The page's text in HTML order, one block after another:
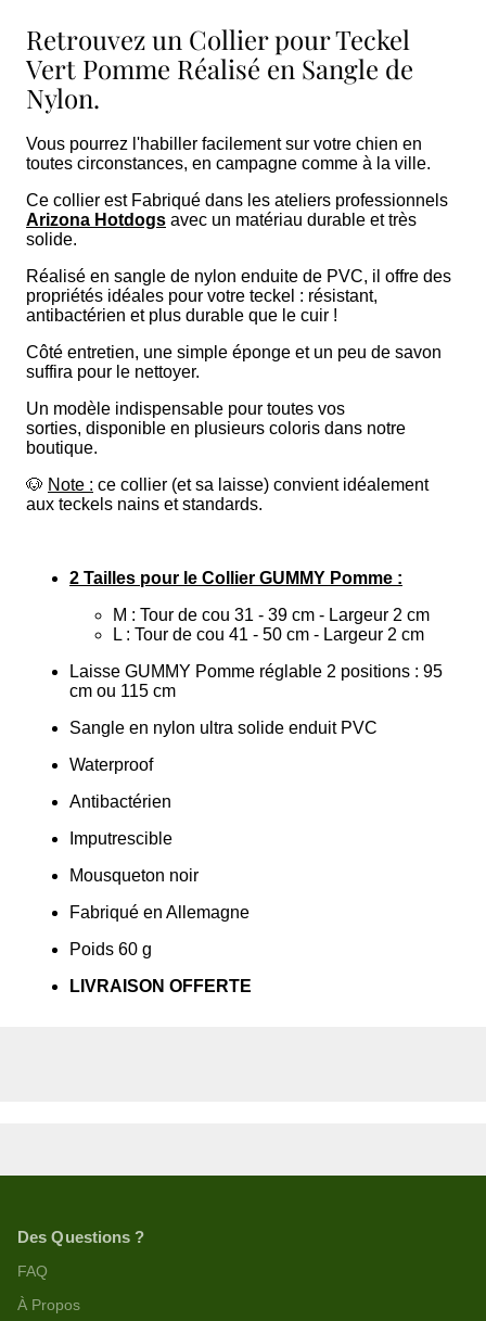
Retrouvez un Collier pour Teckel
Vert Pomme Réalisé en Sangle de
Nylon.
Vous pourrez l'habiller facilement sur votre chien en
toutes circonstances, en campagne comme à la ville.
Ce collier est Fabriqué dans les ateliers professionnels
Arizona Hotdogs avec un matériau durable et très
solide.
Réalisé en sangle de nylon enduite de PVC, il offre des
propriétés idéales pour votre teckel : résistant,
antibactérien et plus durable que le cuir !
Côté entretien, une simple éponge et un peu de savon
suffira pour le nettoyer.
Un modèle indispensable pour toutes vos
sorties, disponible en plusieurs coloris dans notre
boutique.
🐶 Note : ce collier (et sa laisse) convient idéalement
aux teckels nains et standards.
2 Tailles pour le Collier GUMMY Pomme :
M : Tour de cou 31 - 39 cm - Largeur 2 cm
L : Tour de cou 41 - 50 cm - Largeur 2 cm
Laisse GUMMY Pomme réglable 2 positions : 95
cm ou 115 cm
Sangle en nylon ultra solide enduit PVC
Waterproof
Antibactérien
Imputrescible
Mousqueton noir
Fabriqué en Allemagne
Poids 60 g
LIVRAISON OFFERTE
Des Questions ?
FAQ
À Propos